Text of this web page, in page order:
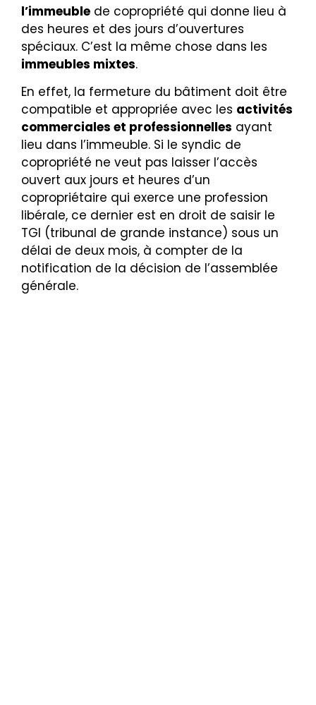
l’immeuble de copropriété qui donne lieu à
des heures et des jours d’ouvertures
spéciaux. C’est la même chose dans les
immeubles mixtes.
En effet, la fermeture du bâtiment doit être
compatible et appropriée avec les activités
commerciales et professionnelles ayant
lieu dans l’immeuble. Si le syndic de
copropriété ne veut pas laisser l’accès
ouvert aux jours et heures d’un
copropriétaire qui exerce une profession
libérale, ce dernier est en droit de saisir le
TGI (tribunal de grande instance) sous un
délai de deux mois, à compter de la
notification de la décision de l’assemblée
générale.